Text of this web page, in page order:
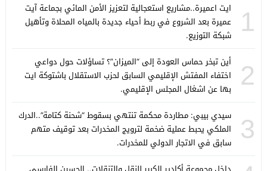
1
ايت اعميرة..مشاريع استعجالية لتعزيز الأمن المائي بجماعة آيت
عميرة بعد الشروع في ربط أحياء جديدة بالمياه المحلاة وتأهيل
شبكة التوزيع.
2
أين تبخر حماس العودة إلى “الميزان”؟ تساؤلات حول دواعي
اختفاء المفتش الإقليمي السابق لحزب الاستقلال باشتوكة ايت
بها عن اشغال المجلس الإقليمي.
3
سيدي بيبي: مطاردة محكمة تنتهي بسقوط “شحنة كتامة”..الدرك
الملكي يحبط عملية ضخمة لترويج المخدرات بعد توقيف متهم
سابق في الاتجار الدولي للمخدرات.